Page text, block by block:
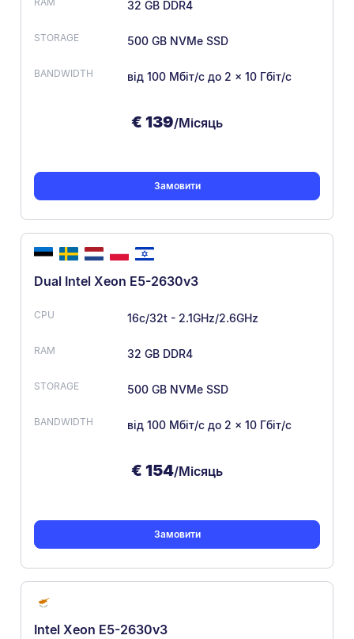
32 GB DDR4
500 GB NVMe SSD
від 100 Мбіт/с до 2 × 10 Гбіт/с
€ 139/Місяць
Замовити
Dual Intel Xeon E5-2630v3
16c/32t - 2.1GHz/2.6GHz
32 GB DDR4
500 GB NVMe SSD
від 100 Мбіт/с до 2 × 10 Гбіт/с
€ 154/Місяць
Замовити
Intel Xeon E5-2630v3